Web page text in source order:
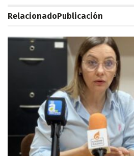
RelacionadoPublicación